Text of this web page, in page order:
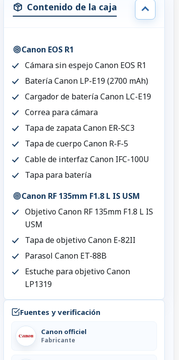
Contenido de la caja
Canon EOS R1
Cámara sin espejo Canon EOS R1
Batería Canon LP-E19 (2700 mAh)
Cargador de batería Canon LC-E19
Correa para cámara
Tapa de zapata Canon ER-SC3
Tapa de cuerpo Canon R-F-5
Cable de interfaz Canon IFC-100U
Tapa para batería
Canon RF 135mm F1.8 L IS USM
Objetivo Canon RF 135mm F1.8 L IS
USM
Tapa de objetivo Canon E-82II
Parasol Canon ET-88B
Estuche para objetivo Canon
LP1319
Fuentes y verificación
Canon officiel
Fabricante